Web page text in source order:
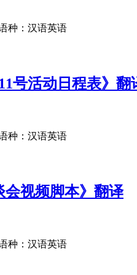
种：汉语英语
11号活动日程表》翻
种：汉语英语
会视频脚本》翻译
种：汉语英语